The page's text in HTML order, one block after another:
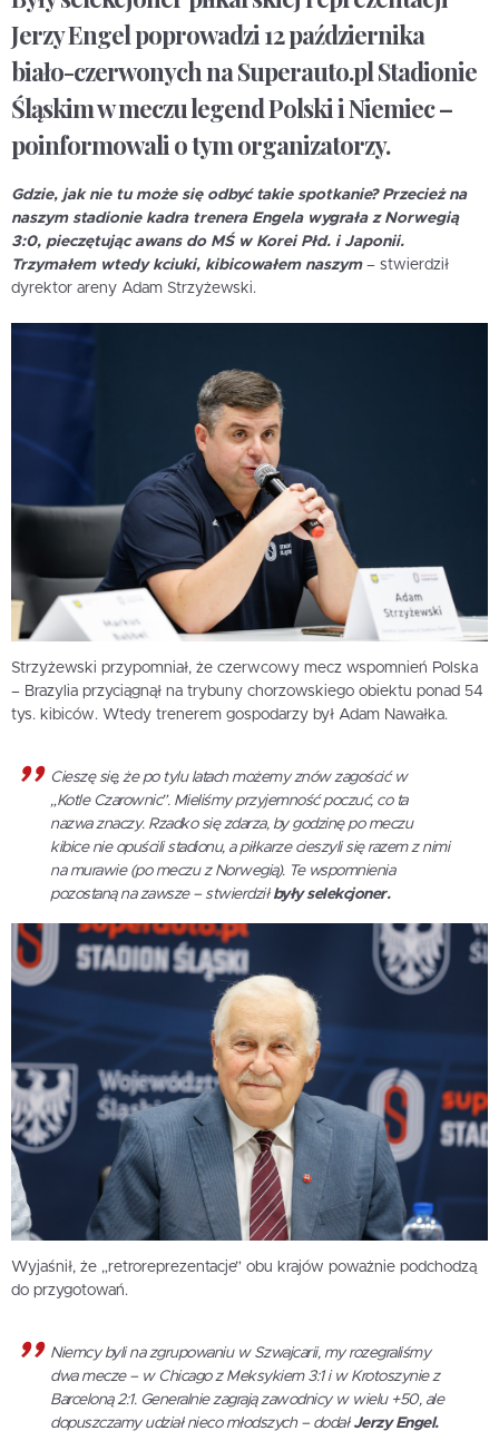
Jerzy Engel poprowadzi 12 października
biało-czerwonych na Superauto.pl Stadionie
Śląskim w meczu legend Polski i Niemiec –
poinformowali o tym organizatorzy.
Gdzie, jak nie tu może się odbyć takie spotkanie? Przecież na
naszym stadionie kadra trenera Engela wygrała z Norwegią
3:0, pieczętując awans do MŚ w Korei Płd. i Japonii.
Trzymałem wtedy kciuki, kibicowałem naszym– stwierdził
dyrektor areny Adam Strzyżewski.
Strzyżewski przypomniał, że czerwcowy mecz wspomnień Polska
– Brazylia przyciągnął na trybuny chorzowskiego obiektu ponad 54
tys. kibiców. Wtedy trenerem gospodarzy był Adam Nawałka.
Cieszę się, że po tylu latach możemy znów zagościć w
„Kotle Czarownic”. Mieliśmy przyjemność poczuć, co ta
nazwa znaczy. Rzadko się zdarza, by godzinę po meczu
kibice nie opuścili stadionu, a piłkarze cieszyli się razem z nimi
na murawie (po meczu z Norwegią). Te wspomnienia
pozostaną na zawsze – stwierdziłbyły selekcjoner.
Wyjaśnił, że „retroreprezentacje” obu krajów poważnie podchodzą
do przygotowań.
Niemcy byli na zgrupowaniu w Szwajcarii, my rozegraliśmy
dwa mecze – w Chicago z Meksykiem 3:1 i w Krotoszynie z
Barceloną 2:1. Generalnie zagrają zawodnicy w wielu +50, ale
dopuszczamy udział nieco młodszych – dodałJerzy Engel.